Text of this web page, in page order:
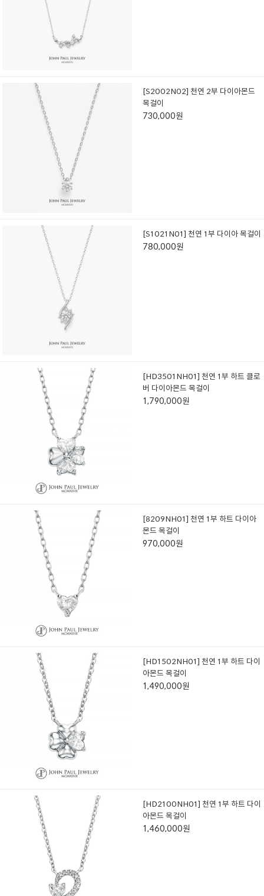
[S2002N02] 천연 2부 다이아몬드
목걸이
730,000원
[S1021N01] 천연 1부 다이아 목걸이
780,000원
[HD3501NH01] 천연 1부 하트 클로
버 다이아몬드 목걸이
1,790,000원
[8209NH01] 천연 1부 하트 다이아
몬드 목걸이
970,000원
[HD1502NH01] 천연 1부 하트 다이
아몬드 목걸이
1,490,000원
[HD2100NH01] 천연 1부 하트 다이
아몬드 목걸이
1,460,000원